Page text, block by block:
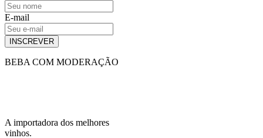
E-mail
INSCREVER
BEBA COM MODERAÇÃO
A importadora dos melhores
vinhos.